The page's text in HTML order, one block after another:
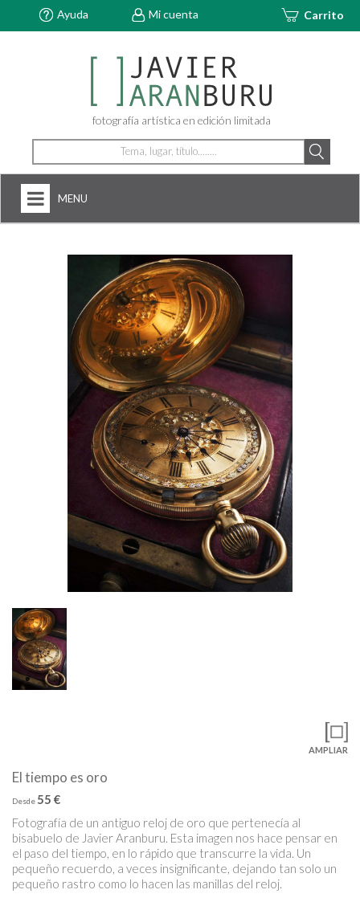
Carrito
Mi cuenta
Ayuda
fotografía artística en edición limitada
MENU
AMPLIAR
El tiempo es oro
Desde 55 €
Fotografía de un antiguo reloj de oro que pertenecía al
bisabuelo de Javier Aranburu. Esta imagen nos hace pensar en
el paso del tiempo, en lo rápido que transcurre la vida. Un
pequeño recuerdo, a veces insignificante, dejando tan solo un
pequeño rastro como lo hacen las manillas del reloj.